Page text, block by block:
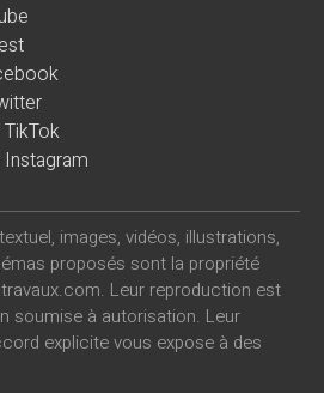
images, vidéos, illustrations,
proposés sont la propriété
Leur reproduction est
soumise à autorisation. Leur
explicite vous expose à des